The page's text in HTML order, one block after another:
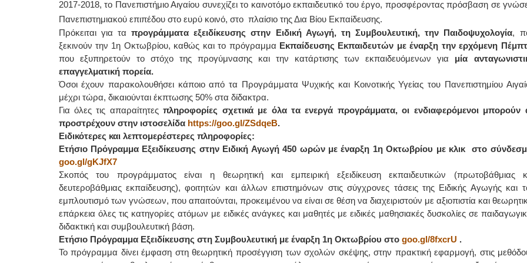
2017-2018, το Πανεπιστήμιο Αιγαίου συνεχίζει το καινοτόμο εκπαιδευτικό του έργο, προσφέροντας πρόσβαση σε
Πανεπιστημιακού επιπέδου στο ευρύ κοινό, στο πλαίσιο της Δια Βίου Εκπαίδευσης.
Πρόκειται για τα προγράμματα εξειδίκευσης στην Ειδική Αγωγή, τη Συμβουλευτική, την Παιδοψυχολογία,
ξεκινούν την 1η Οκτωβρίου, καθώς και το πρόγραμμα Εκπαίδευσης Εκπαιδευτών με έναρξη την ερχόμενη
που εξυπηρετούν το στόχο της προγύμνασης και την κατάρτισης των εκπαιδευόμενων για μία
επαγγελματική πορεία.
Όσοι έχουν παρακολουθήσει κάποιο από τα Προγράμματα Ψυχικής και Κοινοτικής Υγείας του Πανεπιστημίου
μέχρι τώρα, δικαιούνται έκπτωσης 50% στα δίδακτρα.
Για όλες τις απαραίτητεςπληροφορίες σχετικά με όλα τα ενεργά προγράμματα, οι ενδιαφερόμενοι μπορούν
προστρέχουν στην ιστοσελίδα https://goo.gl/ZSdqeB.
Ειδικότερες και λεπτομερέστερες πληροφορίες:
Ετήσιο Πρόγραμμα Εξειδίκευσης στην Ειδική Αγωγή 450 ωρών με έναρξη 1η Οκτωβρίου με κλικ στο
goo.gl/gKJfX7
Σκοπός του προγράμματος είναι η θεωρητική και εμπειρική εξειδίκευση εκπαιδευτικών (πρωτοβάθμιας
δευτεροβάθμιας εκπαίδευσης), φοιτητών και άλλων επιστημόνων στις σύγχρονες τάσεις της Ειδικής Αγωγής και
εμπλουτισμό των γνώσεων, που απαιτούνται, προκειμένου να είναι σε θέση να διαχειριστούν με αξιοπιστία και
επάρκεια όλες τις κατηγορίες ατόμων με ειδικές ανάγκες και μαθητές με ειδικές μαθησιακές δυσκολίες σε
διδακτική και συμβουλευτική βάση.
Ετήσιο Πρόγραμμα Εξειδίκευσης στη Συμβουλευτική με έναρξη 1η Οκτωβρίου στο goo.gl/8fxcrU .
Το πρόγραμμα δίνει έμφαση στη θεωρητική προσέγγιση των σχολών σκέψης, στην πρακτική εφαρμογή, στις
ΙΩΑΝΝΗΣ Α. ΜΑΛΛΙΑΣ
ΧΕΙΡΟΥΡΓΟΣ
ΟΦΘΑΛΜΙΑΤΡΟΣ
Διδάκτωρ Ιατρικής Σχολής
τηλ:210-9320215
Έλενα Μπούμπα
Διπλωματούχος Ευρ.Ακαδημίας
Πάρνηθας 95-97 Αχαρναί
2102467085 & 6938502258
email- elenboumpa@gmail.com